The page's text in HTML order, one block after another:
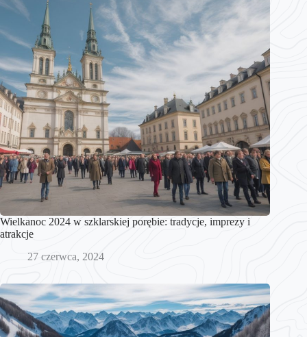
Wielkanoc 2024 w szklarskiej porębie: tradycje, imprezy i
atrakcje
27 czerwca, 2024